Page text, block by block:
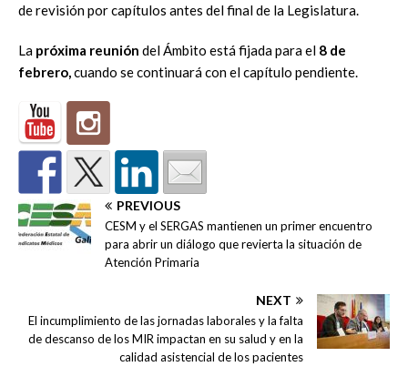
de revisión por capítulos antes del final de la Legislatura.
La próxima reunión del Ámbito está fijada para el 8 de
febrero,cuando se continuará con el capítulo pendiente.
PREVIOUS
CESM y el SERGAS mantienen un primer encuentro
para abrir un diálogo que revierta la situación de
Atención Primaria
NEXT
El incumplimiento de las jornadas laborales y la falta
de descanso de los MIR impactan en su salud y en la
calidad asistencial de los pacientes